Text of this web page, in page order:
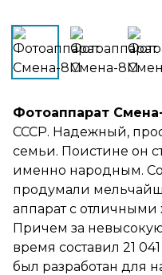
Фотоаппарат
СССР. Надежный,
семьи. Поистине он
именно народным.
продумали
аппарат с отличными
Причем за
время составил 21
был разработан для